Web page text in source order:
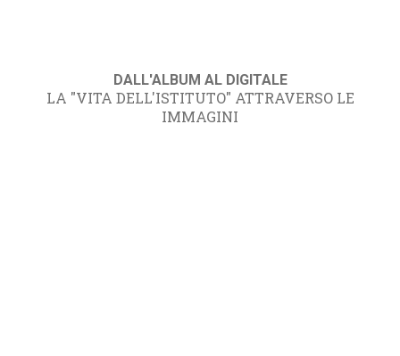
DALL'ALBUM AL DIGITALE
LA "VITA DELL'ISTITUTO" ATTRAVERSO LE
IMMAGINI